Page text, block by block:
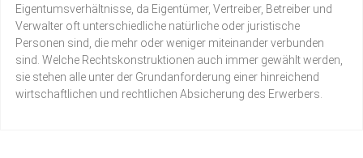
Eigentumsverhältnisse, da Eigentümer, Vertreiber, Betreiber und
Verwalter oft unterschiedliche natürliche oder juristische
Personen sind, die mehr oder weniger miteinander verbunden
sind. Welche Rechtskonstruktionen auch immer gewählt werden,
sie stehen alle unter der Grundanforderung einer hinreichend
wirtschaftlichen und rechtlichen Absicherung des Erwerbers.